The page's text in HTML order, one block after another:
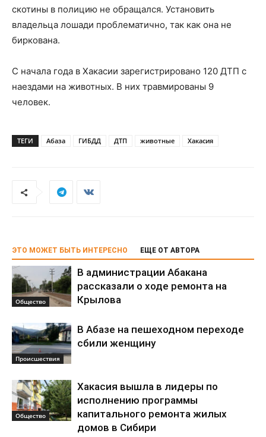
скотины в полицию не обращался. Установить
владельца лошади проблематично, так как она не
биркована.
С начала года в Хакасии зарегистрировано 120 ДТП с
наездами на животных. В них травмированы 9
человек.
ТЕГИ Абаза ГИБДД ДТП животные Хакасия
ЭТО МОЖЕТ БЫТЬ ИНТЕРЕСНО ЕЩЕ ОТ АВТОРА
Общество
В администрации Абакана
рассказали о ходе ремонта на
Крылова
Происшествия
В Абазе на пешеходном переходе
сбили женщину
Общество
Хакасия вышла в лидеры по
исполнению программы
капитального ремонта жилых
домов в Сибири